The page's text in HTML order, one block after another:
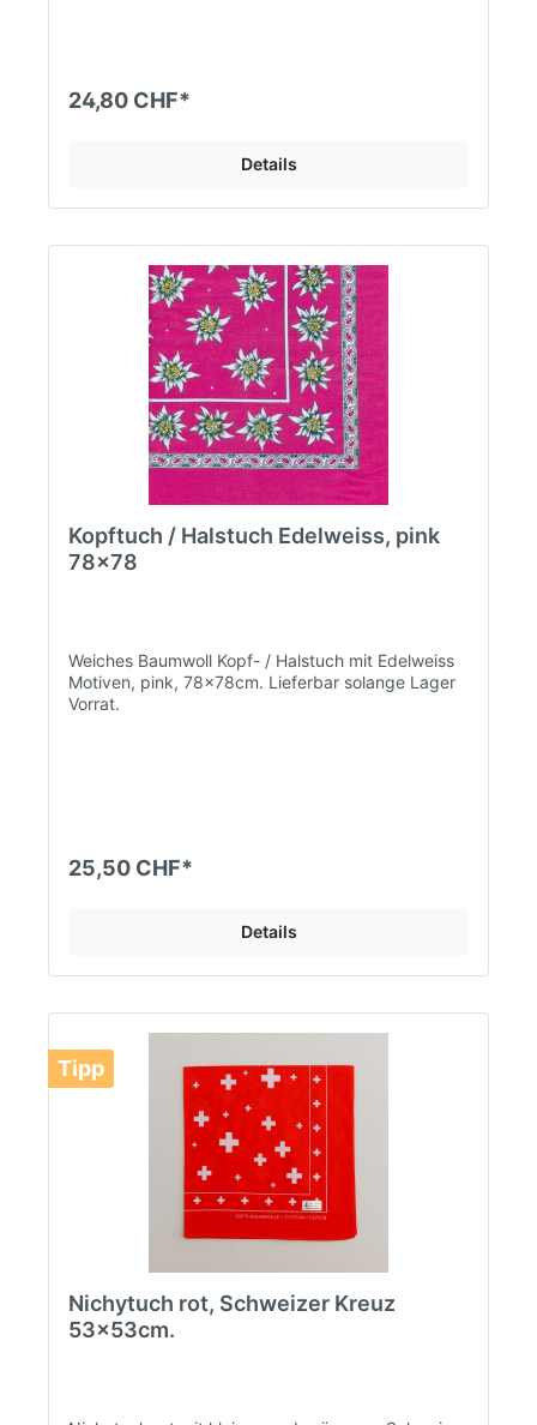
24,80 CHF*
Details
Kopftuch / Halstuch Edelweiss, pink
78x78
Weiches Baumwoll Kopf- / Halstuch mit Edelweiss
Motiven, pink, 78x78cm. Lieferbar solange Lager
Vorrat.
25,50 CHF*
Details
Tipp
Nichytuch rot, Schweizer Kreuz
53x53cm.